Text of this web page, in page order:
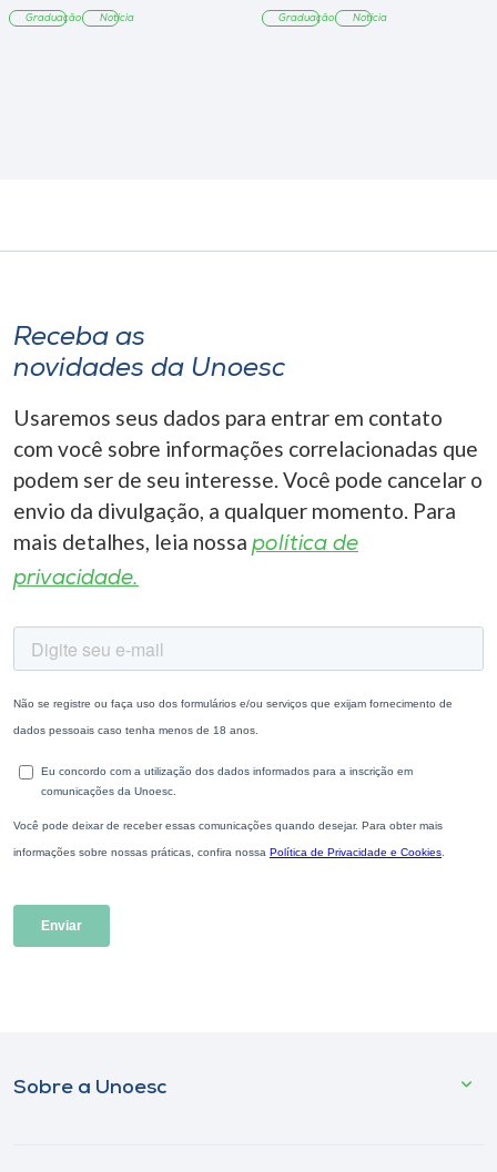
Graduação Notícia Graduação Notícia
Receba as
novidades da Unoesc
Usaremos seus dados para entrar em contato
com você sobre informações correlacionadas que
podem ser de seu interesse. Você pode cancelar o
envio da divulgação, a qualquer momento. Para
mais detalhes, leia nossa política de
privacidade.
Sobre a Unoesc